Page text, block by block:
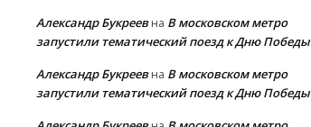
Александр Букреевна В московском метро
запустили тематический поезд к Дню Победы
Александр Букреевна В московском метро
запустили тематический поезд к Дню Победы